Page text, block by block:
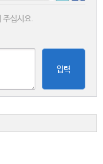
주십시요.
입력